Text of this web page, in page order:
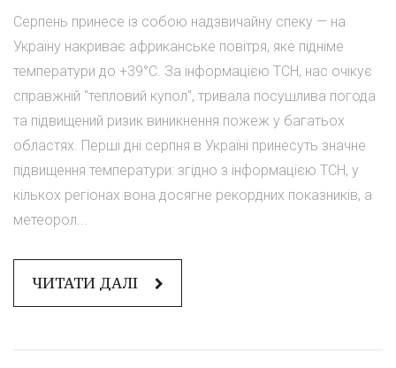
Серпень принесе із собою надзвичайну спеку — на
Україну накриває африканське повітря, яке підніме
температури до +39°C. За інформацією ТСН, нас очікує
справжній "тепловий купол", тривала посушлива погода
та підвищений ризик виникнення пожеж у багатьох
областях. Перші дні серпня в Україні принесуть значне
підвищення температури: згідно з інформацією ТСН, у
кількох регіонах вона досягне рекордних показників, а
метеорол...
ЧИТАТИ ДАЛІ